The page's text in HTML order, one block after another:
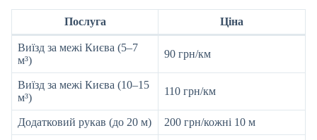
Послуга Ціна
Виїзд за межі Києва (5–7
м³)
90 грн/км
Виїзд за межі Києва (10–15
м³)
110 грн/км
Додатковий рукав (до 20 м) 200 грн/кожні 10 м